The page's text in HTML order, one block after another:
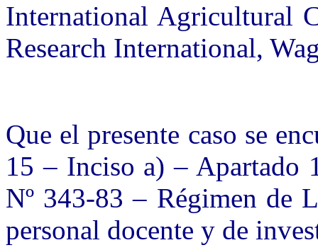
International Agricultural
Research International,
Que el presente caso se
15 – Inciso a) – Apartado
Nº 343-83 – Régimen de
personal docente y de